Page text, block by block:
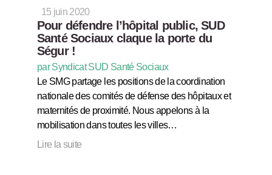
15 juin 2020
Pour défendre l’hôpital public, SUD
Santé Sociaux claque la porte du
Ségur !
par Syndicat SUD Santé Sociaux
Le SMG partage les positions de la coordination
nationale des comités de défense des hôpitaux et
maternités de proximité. Nous appelons à la
mobilisation dans toutes les villes…
Lire la suite